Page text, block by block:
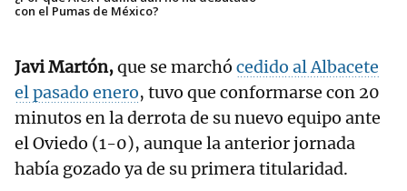
con el Pumas de México?
Javi Martón,que se marchó cedido al Albacete
el pasado enero, tuvo que conformarse con 20
minutos en la derrota de su nuevo equipo ante
el Oviedo (1-0), aunque la anterior jornada
había gozado ya de su primera titularidad.